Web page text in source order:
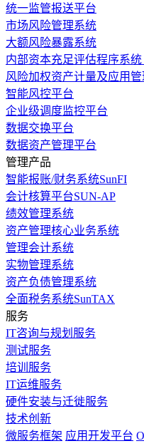
统一监管报送平台
市场风险管理系统
大额风险暴露系统
内部资本充足评估程序系统
风险加权资产计量及应用管
智能风控平台
企业级调度监控平台
数据交换平台
数据资产管理平台
管理产品
智能报账/财务系统SunFI
会计核算平台SUN-AP
绩效管理系统
资产管理核心业务系统
管理会计系统
实物管理系统
资产负债管理系统
全面税务系统SunTAX
服务
IT咨询与规划服务
测试服务
培训服务
IT运维服务
硬件安装与迁徙服务
技术创新
微服务框架 应用开发平台